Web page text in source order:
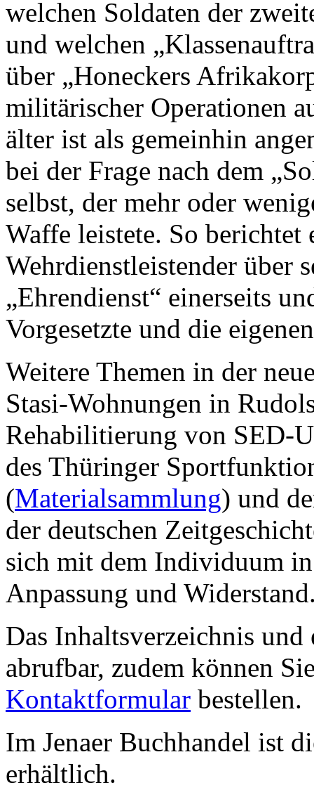
welchen Soldaten der
und welchen
über „Honeckers
militärischer Operationen
älter ist als gemeinhin
bei der Frage nach dem
selbst, der mehr oder
Waffe leistete. So
Wehrdienstleistender über
„Ehrendienst“ einerseits
Vorgesetzte und die
Weitere Themen in der
Stasi-Wohnungen in
Rehabilitierung von SED-
des Thüringer
(Materialsammlung) und
der deutschen
sich mit dem Individuum
Anpassung und
Das Inhaltsverzeichnis
abrufbar, zudem können
Kontaktformular bestellen.
Im Jenaer Buchhandel ist
erhältlich.